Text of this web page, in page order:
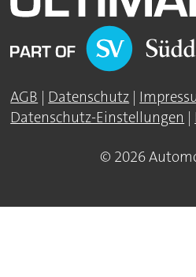
AGB | Datenschutz |
Datenschutz-Einstellungen |
© 2026